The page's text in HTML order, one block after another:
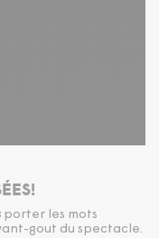
porter les mots
gout du spectacle.